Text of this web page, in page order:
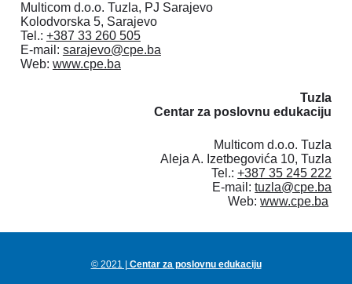
Multicom d.o.o. Tuzla, PJ Sarajevo
Kolodvorska 5, Sarajevo
Tel.: +387 33 260 505
E-mail: sarajevo@cpe.ba
Web: www.cpe.ba
Tuzla
Centar za poslovnu edukaciju
Multicom d.o.o. Tuzla
Aleja A. Izetbegovića 10, Tuzla
Tel.: +387 35 245 222
E-mail: tuzla@cpe.ba
Web: www.cpe.ba
© 2021 | Centar za poslovnu edukaciju